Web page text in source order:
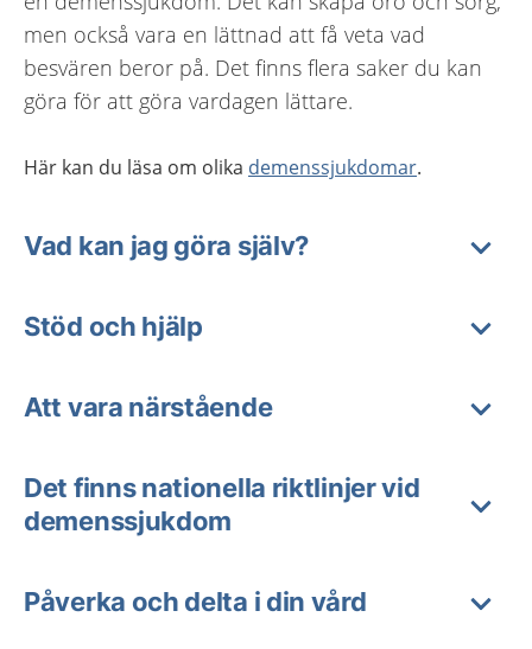
men också vara en lättnad att få veta vad
besvären beror på. Det finns flera saker du kan
göra för att göra vardagen lättare.
Här kan du läsa om olika demenssjukdomar.
Vad kan jag göra själv?
Stöd och hjälp
Att vara närstående
Det finns nationella riktlinjer vid
demenssjukdom
Påverka och delta i din vård